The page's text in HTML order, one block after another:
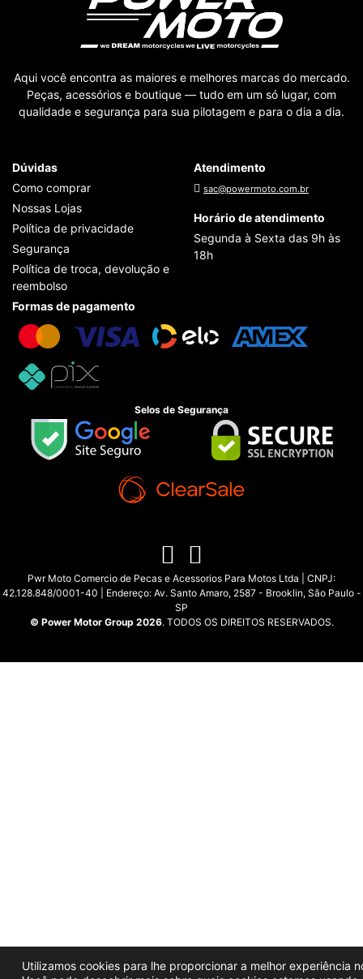
Aqui você encontra as maiores e melhores marcas do mercado.
Peças, acessórios e boutique — tudo em um só lugar, com
qualidade e segurança para sua pilotagem e para o dia a dia.
Dúvidas
Como comprar
Nossas Lojas
Política de privacidade
Segurança
Política de troca, devolução e
reembolso
Atendimento
sac@powermoto.com.br
Horário de atendimento
Segunda à Sexta das 9h às
18h
Formas de pagamento
Selos de Segurança
Pwr Moto Comercio de Pecas e Acessorios Para Motos Ltda | CNPJ:
42.128.848/0001-40 | Endereço: Av. Santo Amaro, 2587 - Brooklin, São Paulo -
SP
© Power Motor Group 2026. TODOS OS DIREITOS RESERVADOS.
Utilizamos cookies para lhe proporcionar a melhor experiência